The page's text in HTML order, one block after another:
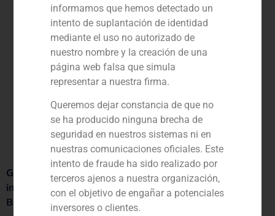
GBS Finance refuerza su presencia en LatAm con la
incorporación de Luiz Maia como Senior Advisor para
Brasil.
informamos que hemos detectado un
intento de suplantación de identidad
mediante el uso no autorizado de
nuestro nombre y la creación de una
página web falsa que simula
representar a nuestra firma.
Queremos dejar constancia de que no
se ha producido ninguna brecha de
seguridad en nuestros sistemas ni en
nuestras comunicaciones oficiales. Este
intento de fraude ha sido realizado por
terceros ajenos a nuestra organización,
con el objetivo de engañar a potenciales
inversores o clientes.